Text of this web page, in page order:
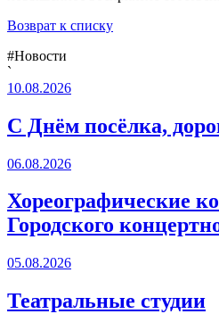
Возврат к списку
#Новости
`
10.08.2026
С Днём посёлка,
06.08.2026
Хореографические
Городского
05.08.2026
Театральные студии